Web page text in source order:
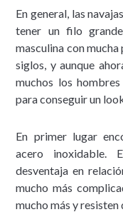
En general, las
tener un filo
masculina con mucha
siglos, y aunque
muchos los
para conseguir un
En primer lugar
acero inoxidable.
desventaja en
mucho más
mucho más y